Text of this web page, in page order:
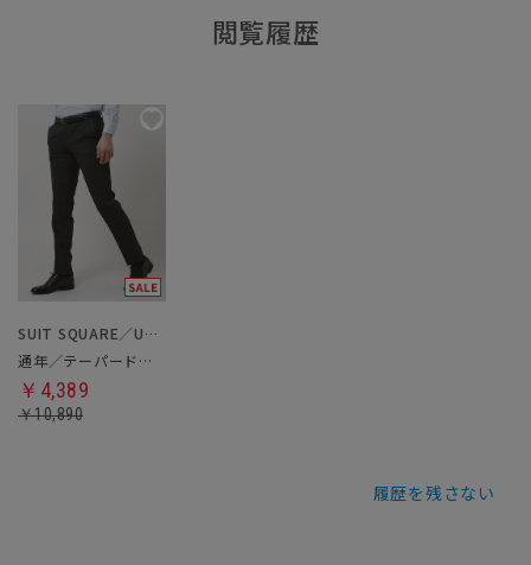
閲覧履歴
SUIT SQUARE／UNIVERSAL LANGUAGE
通年／テーパードパンツ
￥4,389
￥10,890
履歴を残さない